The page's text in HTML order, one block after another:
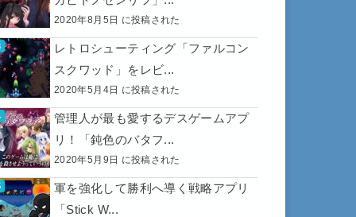
2020年8月5日 に投稿された
レトロシューティング「ファルコン
スクワッド」をレビ...
2020年5月4日 に投稿された
管理人が最も愛するデスゲームアプ
リ！「鈍色のバタフ...
2020年5月9日 に投稿された
軍を強化して勝利へ導く戦略アプリ
「Stick W...